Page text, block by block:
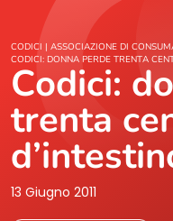
Chi Siamo
Cosa
Area
CODICI | ASSOCIAZIONE DI
CODICI: DONNA PERDE TRENTA
Codici:
trenta
13 Giugno 2011